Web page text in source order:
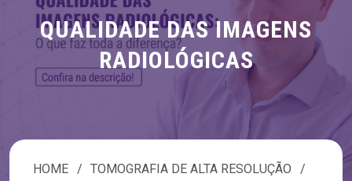
QUALIDADE DAS IMAGENS
RADIOLÓGICAS
HOME
TOMOGRAFIA DE ALTA RESOLUÇÃO